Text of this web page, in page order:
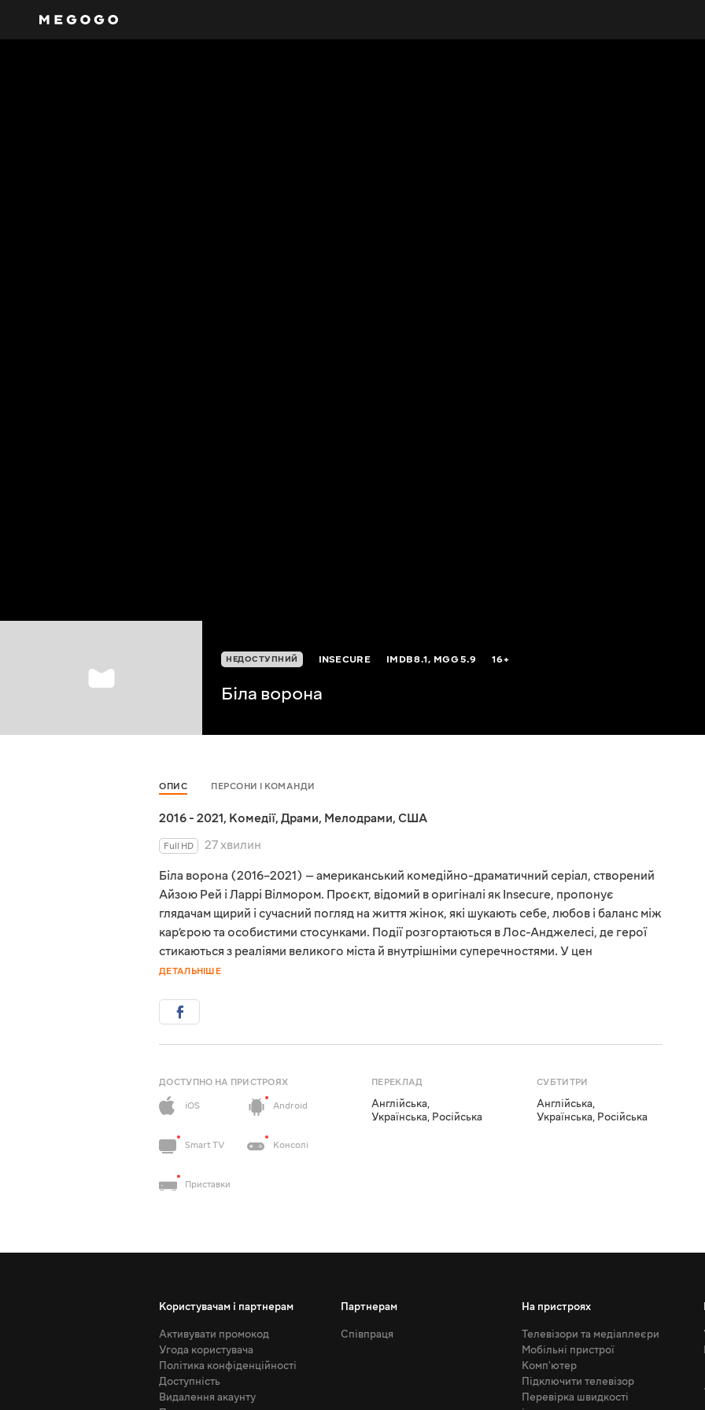
НЕДОСТУПНИЙ INSECURE IMDB8.1, MGG5.9 16+
Біла ворона
ОПИС ПЕРСОНИ І КОМАНДИ
2016 - 2021, Комедії, Драми, Мелодрами, США
Full HD
27 хвилин
Біла ворона (2016–2021) — американський комедійно-драматичний серіал, створений
Айзою Рей і Ларрі Вілмором. Проєкт, відомий в оригіналі як Insecure, пропонує
глядачам щирий і сучасний погляд на життя жінок, які шукають себе, любов і баланс між
кар’єрою та особистими стосунками. Події розгортаються в Лос-Анджелесі, де герої
стикаються з реаліями великого міста й внутрішніми суперечностями. У цен
ДЕТАЛЬНІШЕ
ДОСТУПНО НА ПРИСТРОЯХ
iOS
Android
Smart TV Консолі
Приставки
ПЕРЕКЛАД
Англійська,
Українська, Російська
СУБТИТРИ
Англійська,
Українська, Російська
Користувачам і партнерам
Активувати промокод
Угода користувача
Політика конфіденційності
Доступність
Видалення акаунту
Партнерам
Співпраця
На пристроях
Телевізори та медіаплеєри
Мобільні пристрої
Комп'ютер
Підключити телевізор
Перевірка швидкості